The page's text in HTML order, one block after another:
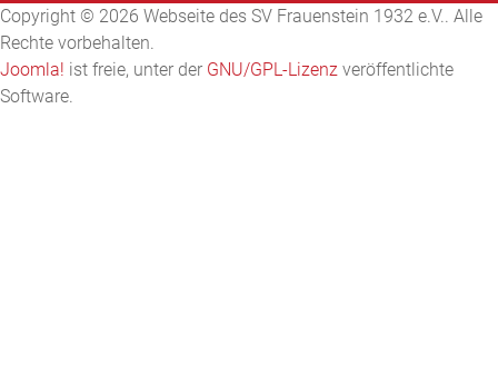
Copyright © 2026 Webseite des SV Frauenstein 1932 e.V.. Alle
Rechte vorbehalten.
Joomla! ist freie, unter der GNU/GPL-Lizenz veröffentlichte
Software.